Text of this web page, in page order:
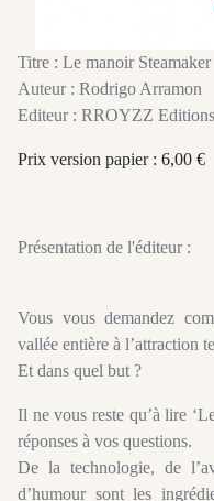
Titre : Le manoir Steamaker
Auteur : Rodrigo Arramon
Editeur : RROYZZ Editions
Prix version papier : 6,00 €
Présentation de l'éditeur :
Vous vous demandez
vallée entière à l’attraction
Et dans quel but ?
Il ne vous reste qu’à lire
réponses à vos questions.
De la technologie, de
d’humour sont les